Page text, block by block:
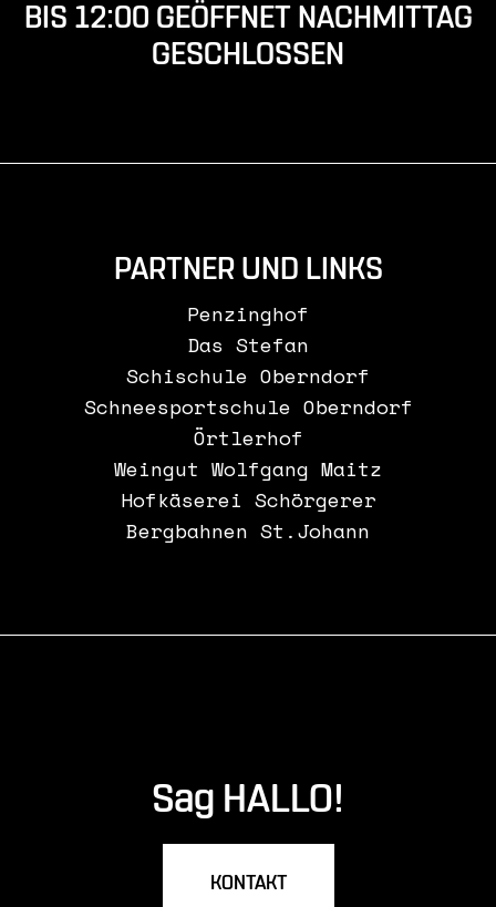
BIS 12:00 GEÖFFNET NACHMITTAG
GESCHLOSSEN
PARTNER UND LINKS
Penzinghof
Das Stefan
Schischule Oberndorf
Schneesportschule Oberndorf
Örtlerhof
Weingut Wolfgang Maitz
Hofkäserei Schörgerer
Bergbahnen St.Johann
KONTAKT
Sag HALLO!